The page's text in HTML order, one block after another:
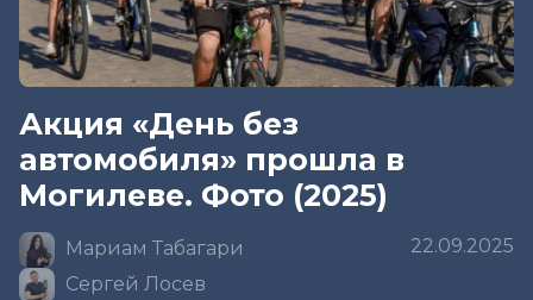
Акция «День без
автомобиля» прошла в
Могилеве. Фото (2025)
Мариам Табагари
Сергей Лосев
22.09.2025